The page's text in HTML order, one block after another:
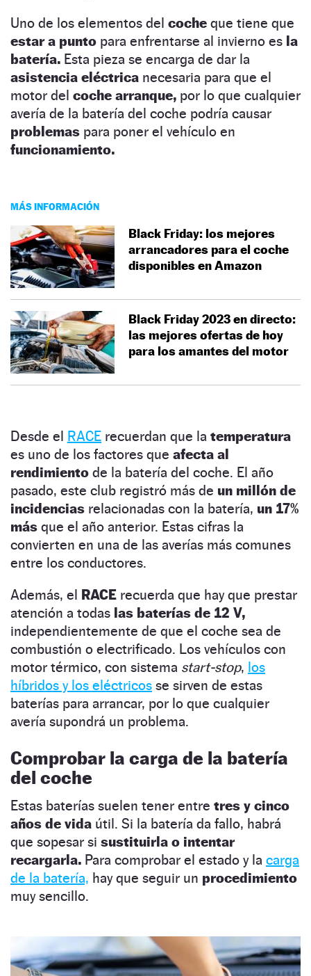
Uno de los elementos del coche que tiene que
estar a punto para enfrentarse al invierno es la
batería. Esta pieza se encarga de dar la
asistencia eléctrica necesaria para que el
motor del coche arranque, por lo que cualquier
avería de la batería del coche podría causar
problemas para poner el vehículo en
funcionamiento.
MÁS INFORMACIÓN
Black Friday: los mejores
arrancadores para el coche
disponibles en Amazon
Black Friday 2023 en directo:
las mejores ofertas de hoy
para los amantes del motor
Desde el RACE recuerdan que la temperatura
es uno de los factores que afecta al
rendimiento de la batería del coche. El año
pasado, este club registró más de un millón de
incidencias relacionadas con la batería, un 17%
más que el año anterior. Estas cifras la
convierten en una de las averías más comunes
entre los conductores.
Además, el RACE recuerda que hay que prestar
atención a todas las baterías de 12 V,
independientemente de que el coche sea de
combustión o electrificado. Los vehículos con
motor térmico, con sistema start-stop, los
híbridos y los eléctricos se sirven de estas
baterías para arrancar, por lo que cualquier
avería supondrá un problema.
Comprobar la carga de la batería
del coche
Estas baterías suelen tener entre tres y cinco
años de vida útil. Si la batería da fallo, habrá
que sopesar si sustituirla o intentar
recargarla. Para comprobar el estado y la carga
de la batería, hay que seguir un procedimiento
muy sencillo.